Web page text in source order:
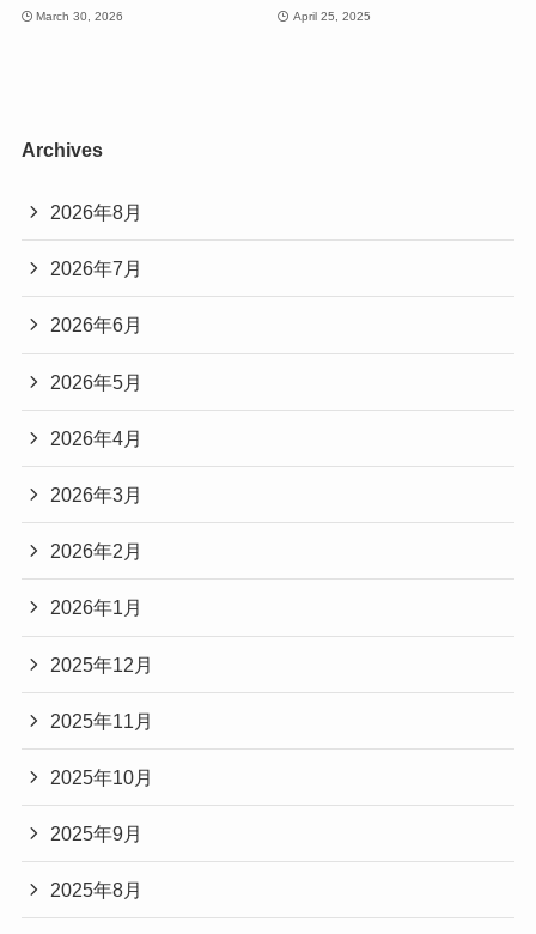
March 30, 2026 April 25, 2025
Archives
2026年8月
2026年7月
2026年6月
2026年5月
2026年4月
2026年3月
2026年2月
2026年1月
2025年12月
2025年11月
2025年10月
2025年9月
2025年8月